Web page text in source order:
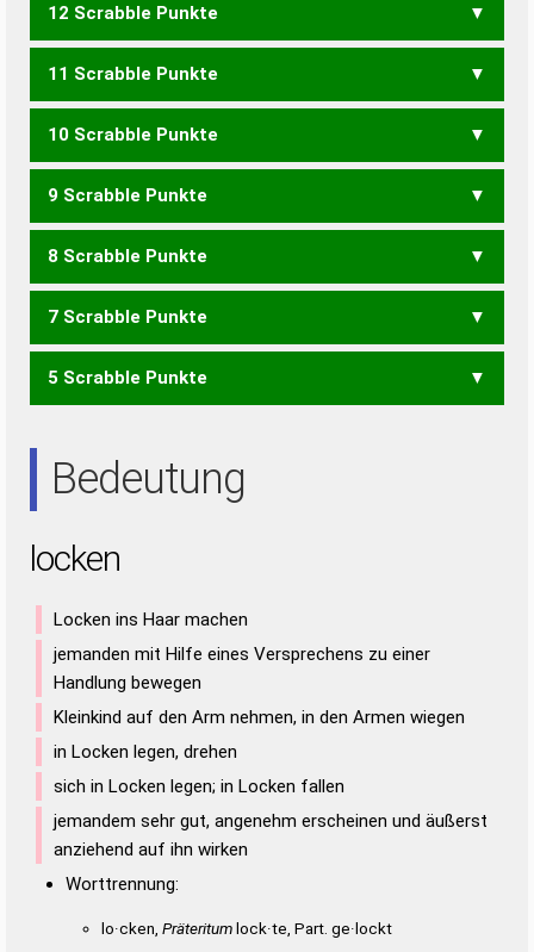
12 Scrabble Punkte
NOCKE
11 Scrabble Punkte
COKE LECK NOCK
10 Scrabble Punkte
NECK CLONE KLONE
9 Scrabble Punkte
ECK CLON KLON
8 Scrabble Punkte
KLO LOK LENK
7 Scrabble Punkte
LEK NOK
5 Scrabble Punkte
Bedeutung
locken
Locken ins Haar machen
jemanden mit Hilfe eines Versprechens zu einer
Handlung bewegen
Kleinkind auf den Arm nehmen, in den Armen wiegen
in Locken legen, drehen
sich in Locken legen; in Locken fallen
jemandem sehr gut, angenehm erscheinen und äußerst
anziehend auf ihn wirken
Worttrennung:
lo·cken, Präteritumlock·te, Part. ge·lockt